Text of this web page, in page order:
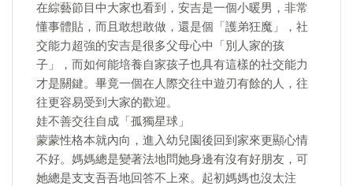
在綜藝節目中大家也看到，安吉是一個小暖男，非常
懂事體貼，而且敢想敢做，還是個「護弟狂魔」，社
交能力超強的安吉是很多父母心中「別人家的孩
子」，而如何能培養自家孩子也具有這樣的社交能力
才是關鍵。畢竟一個在人際交往中遊刃有餘的人，往
往更容易受到大家的歡迎。
娃不善交往自成「孤獨星球」
蒙蒙性格本就內向，進入幼兒園後回到家來更顯心情
不好。媽媽總是變著法地問她身邊有沒有好朋友，可
她總是支支吾吾地回答不上來。起初媽媽也沒太注